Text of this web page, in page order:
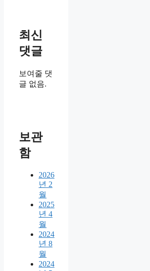
최신
댓글
보여줄 댓
글 없음.
보관
함
2026
년 2
월
2025
년 4
월
2024
년 8
월
2024